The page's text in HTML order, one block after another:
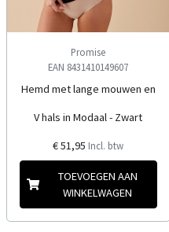
Promise
EAN 8431410149607
Hemd met lange mouwen en
V hals in Modaal - Zwart
€ 51,95 Incl. btw
TOEVOEGEN AAN
WINKELWAGEN